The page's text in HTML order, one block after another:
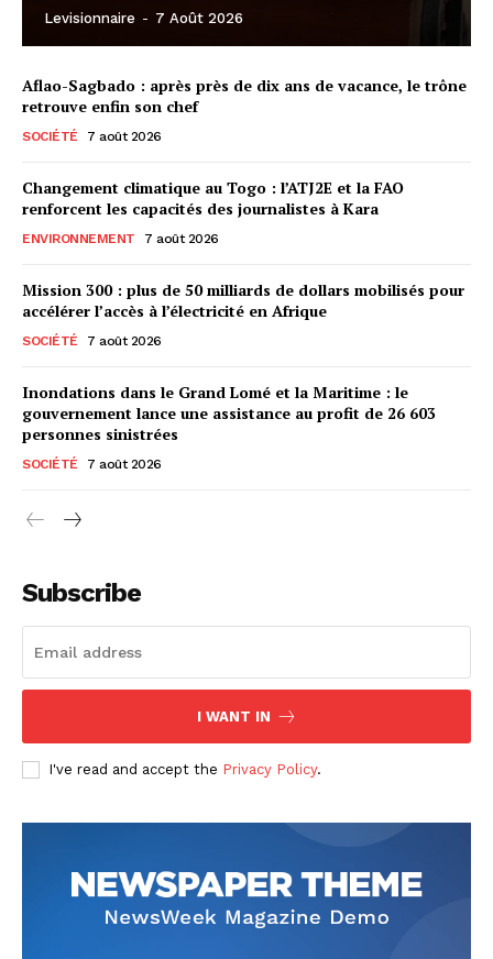
Levisionnaire - 7 Août 2026
Aflao-Sagbado : après près de dix ans de vacance, le trône
retrouve enfin son chef
SOCIÉTÉ 7 août 2026
Changement climatique au Togo : l’ATJ2E et la FAO
renforcent les capacités des journalistes à Kara
ENVIRONNEMENT 7 août 2026
Mission 300 : plus de 50 milliards de dollars mobilisés pour
accélérer l’accès à l’électricité en Afrique
SOCIÉTÉ 7 août 2026
Inondations dans le Grand Lomé et la Maritime : le
gouvernement lance une assistance au profit de 26 603
personnes sinistrées
SOCIÉTÉ 7 août 2026
Subscribe
I WANT IN
I've read and accept the Privacy Policy.